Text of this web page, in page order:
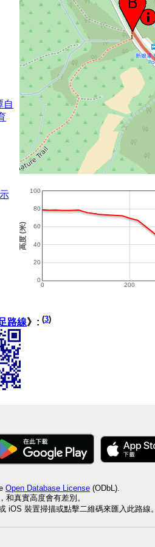
自
路線》: (3)
Open Database License (ODbL).
真實高度會有差別。
iOS 裝置掃描或點擊二維碼來匯入此路線。